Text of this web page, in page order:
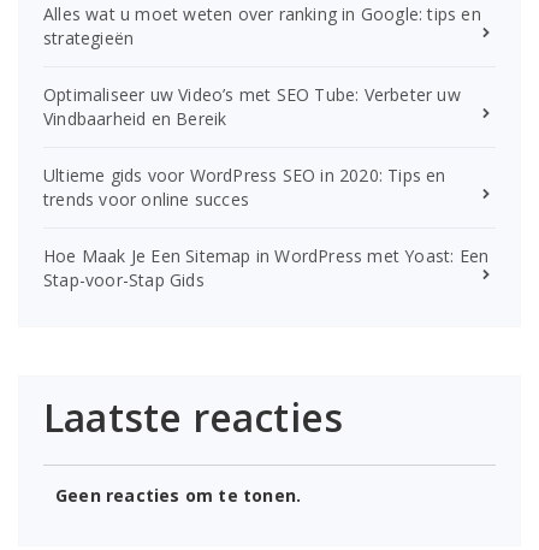
Alles wat u moet weten over ranking in Google: tips en
strategieën
Optimaliseer uw Video’s met SEO Tube: Verbeter uw
Vindbaarheid en Bereik
Ultieme gids voor WordPress SEO in 2020: Tips en
trends voor online succes
Hoe Maak Je Een Sitemap in WordPress met Yoast: Een
Stap-voor-Stap Gids
Laatste reacties
Geen reacties om te tonen.